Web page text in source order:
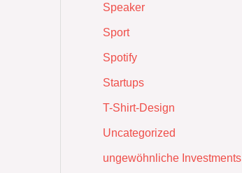
Speaker
Sport
Spotify
Startups
T-Shirt-Design
Uncategorized
ungewöhnliche Investments